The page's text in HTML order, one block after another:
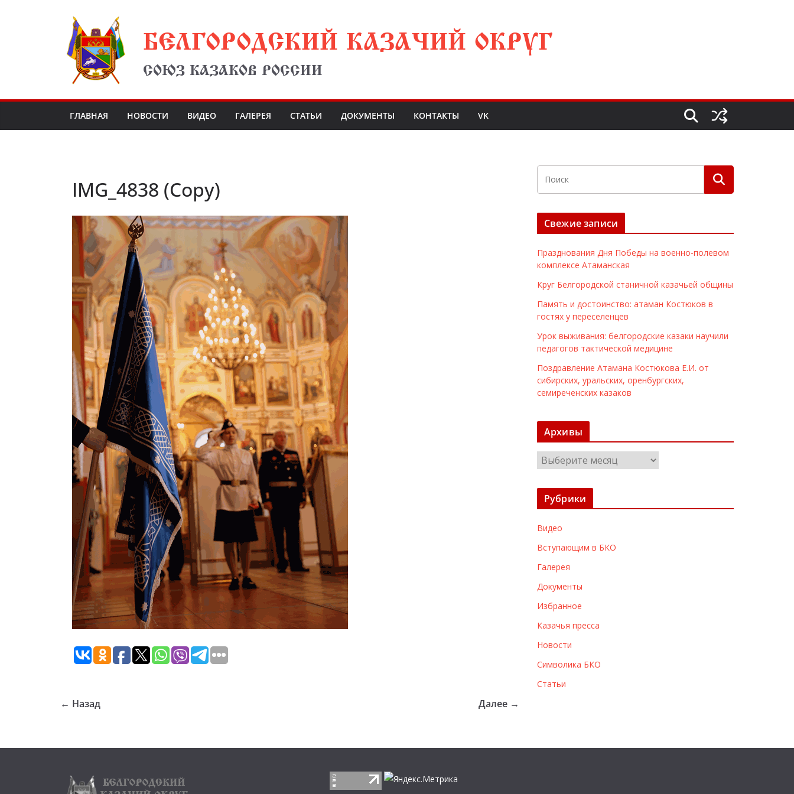
БЕЛГОРОДСКИЙ КАЗАЧИЙ ОКРУГ
СОЮЗ КАЗАКОВ РОССИИ
ГЛАВНАЯ НОВОСТИ ВИДЕО ГАЛЕРЕЯ СТАТЬИ ДОКУМЕНТЫ КОНТАКТЫ VK
IMG_4838 (Copy)
← Назад Далее →
Свежие записи
Празднования Дня Победы на военно-полевом
комплексе Атаманская
Круг Белгородской станичной казачьей общины
Память и достоинство: атаман Костюков в
гостях у переселенцев
Урок выживания: белгородские казаки научили
педагогов тактической медицине
Поздравление Атамана Костюкова Е.И. от
сибирских, уральских, оренбургских,
семиреченских казаков
Архивы
р
х
ы
Рубрики
Видео
Вступающим в БКО
Галерея
Документы
Избранное
Казачья пресса
Новости
Символика БКО
Статьи